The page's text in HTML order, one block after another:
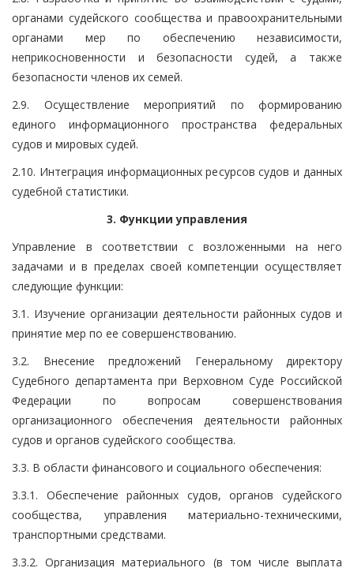
органами судейского сообщества и правоохранительными
органами мер по обеспечению независимости,
неприкосновенности и безопасности судей, а также
безопасности членов их семей.
2.9. Осуществление мероприятий по формированию
единого информационного пространства федеральных
судов и мировых судей.
2.10. Интеграция информационных ресурсов судов и данных
судебной статистики.
3. Функции управления
Управление в соответствии с возложенными на него
задачами и в пределах своей компетенции осуществляет
следующие функции:
3.1. Изучение организации деятельности районных судов и
принятие мер по ее совершенствованию.
3.2. Внесение предложений Генеральному директору
Судебного департамента при Верховном Суде Российской
Федерации по вопросам совершенствования
организационного обеспечения деятельности районных
судов и органов судейского сообщества.
3.3. В области финансового и социального обеспечения:
3.3.1. Обеспечение районных судов, органов судейского
сообщества, управления материально-техническими,
транспортными средствами.
3.3.2. Организация материального (в том числе выплата